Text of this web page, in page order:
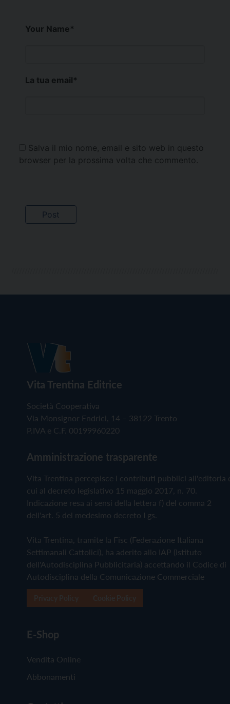
Your Name*
La tua email*
Salva il mio nome, email e sito web in questo
browser per la prossima volta che commento.
Vita Trentina Editrice
Società Cooperativa
Via Monsignor Endrici, 14 – 38122 Trento
P.IVA e C.F. 00199960220
Amministrazione trasparente
Vita Trentina percepisce i contributi pubblici all'editoria
cui al decreto legislativo 15 maggio 2017, n. 70.
Indicazione resa ai sensi della lettera f) del comma 2
dell'art. 5 del medesimo decreto Lgs.
Vita Trentina, tramite la Fisc (Federazione Italiana
Settimanali Cattolici), ha aderito allo IAP (Istituto
dell'Autodisciplina Pubblicitaria) accettando il Codice di
Autodisciplina della Comunicazione Commerciale
E-Shop
Vendita Online
Abbonamenti